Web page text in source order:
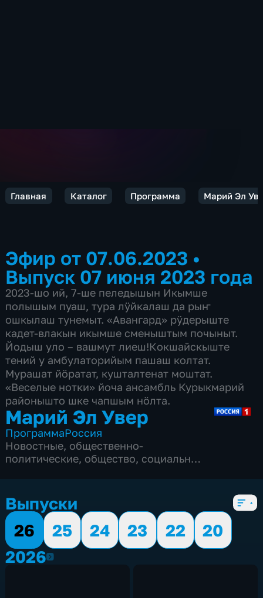
Главная Каталог Программа Марий Эл
Эфир от 07.06.2023 •
Выпуск 07 июня 2023 года
2023-шo ий, 7-ше пеледышын Икымше
полышым пуаш, тура лӱйкалаш да рыҥ
ошкылаш тунемыт. «Авангард» рӱдерыште
кадет-влакын икымше сменыштым почыныт.
Йодыш уло – вашмут лиеш!Кокшайскыште
тений у амбулаторийым пашаш колтат.
Мурашат йӧратат, кушталтенат моштат.
«Веселые нотки» йоча ансамбль Курыкмарий
районышто шке чапшым нӧлта.
Марий Эл Увер
ПрограммаРоссия
Новостные, общественно-
политические, общество, социально-
Выпуски
26
25 24 23 22
20
20262026